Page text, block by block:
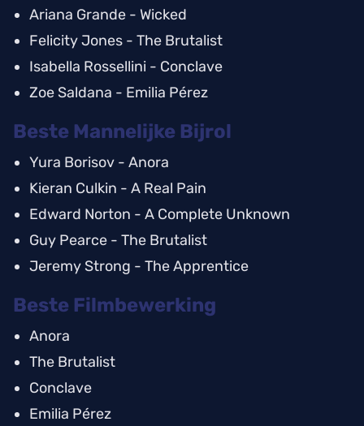
Ariana Grande - Wicked
Felicity Jones - The Brutalist
Isabella Rossellini - Conclave
Zoe Saldana - Emilia Pérez
Beste Mannelijke Bijrol
Yura Borisov - Anora
Kieran Culkin - A Real Pain
Edward Norton - A Complete Unknown
Guy Pearce - The Brutalist
Jeremy Strong - The Apprentice
Beste Filmbewerking
Anora
The Brutalist
Conclave
Emilia Pérez